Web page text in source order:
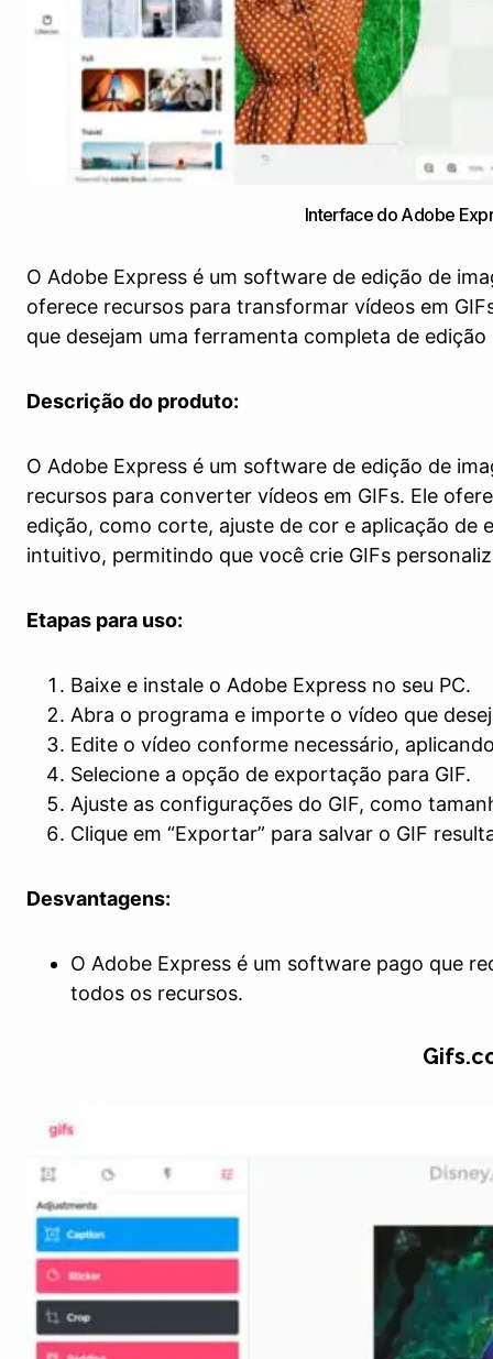
Interface do Adobe
O Adobe Express é um software de edição de
oferece recursos para transformar vídeos em
que desejam uma ferramenta completa de
Descrição do produto:
O Adobe Express é um software de edição de
recursos para converter vídeos em GIFs. Ele
edição, como corte, ajuste de cor e aplicação de
intuitivo, permitindo que você crie GIFs
Etapas para uso:
Baixe e instale o Adobe Express no seu PC.
Abra o programa e importe o vídeo que
Edite o vídeo conforme necessário,
Selecione a opção de exportação para GIF.
Ajuste as configurações do GIF, como
Clique em “Exportar” para salvar o GIF
Desvantagens:
O Adobe Express é um software pago que
todos os recursos.